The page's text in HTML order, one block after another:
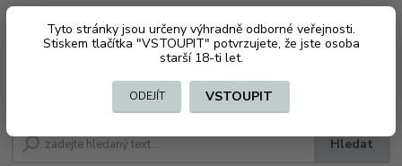
Tyto stránky jsou určeny výhradně odborné veřejnosti.
Stiskem tlačítka "VSTOUPIT" potvrzujete, že jste osoba
starší 18-ti let.
ODEJÍT VSTOUPIT
CZK
Hledat
+420 603794370 za0 Kč